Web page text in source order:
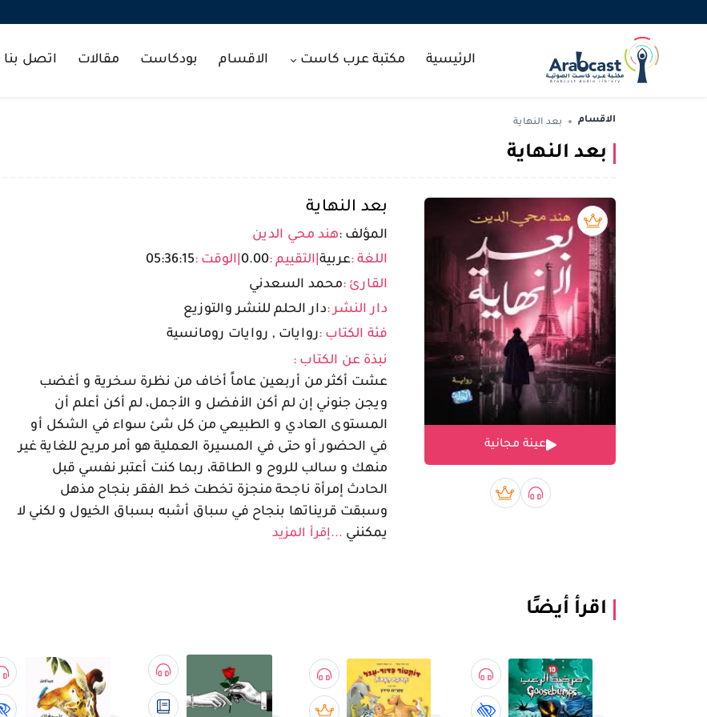
الرئيسية مكتبة عرب كاست الاقسام بودكاست مقالات اتصل بنا
الاقسام بعد النهاية
بعد النهاية
بريميوم book
عينة مجانية
صوتي bookبريميوم book
بعد النهاية
المؤلف :هند محي الدين
اللغة :عربية التقييم :0.00 الوقت :05:36:15
القارئ :محمد السعدني
دار النشر :دار الحلم للنشر والتوزيع
فئة الكتاب :روايات , روايات رومانسية
نبذة عن الكتاب :
عشت أكثر من أربعين عاماً أخاف من نظرة سخرية و أغضب
ويجن جنوني إن لم أكن الأفضل و الأجمل، لم أكن أعلم أن
المستوى العادي و الطبيعي من كل شئ سواء في الشكل أو
في الحضور أو حتى في المسيرة العملية هو أمر مريح للغاية غير
منهك و سالب للروح و الطاقة، ربما كنت أعتبر نفسي قبل
الحادث إمرأة ناجحة منجزة تخطت خط الفقر بنجاح مذهل
وسبقت قريناتها بنجاح في سباق أشبه بسباق الخيول و لكني لا
يمكنني ...إقرأ المزيد
اقرأ أيضًا